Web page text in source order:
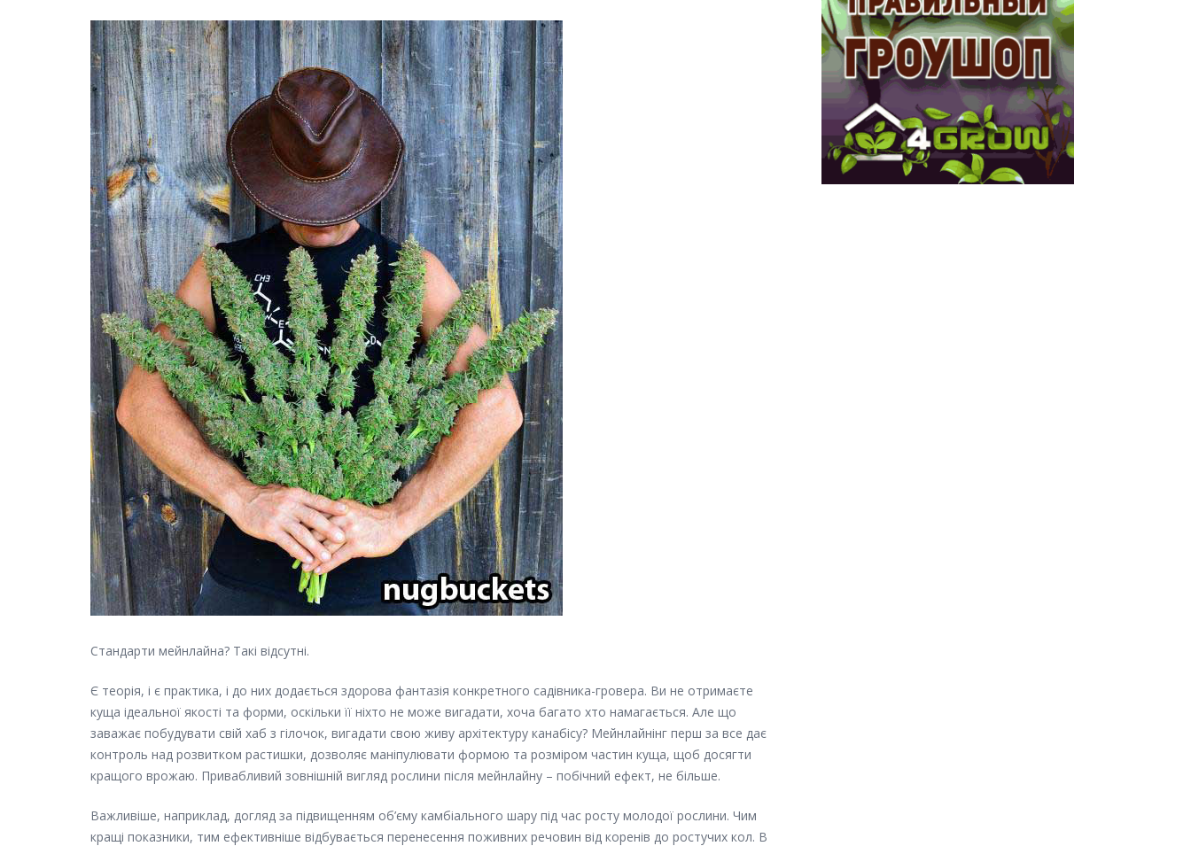
Стандарти мейнлайна? Такі відсутні.
Є теорія, і є практика, і до них додається здорова фантазія конкретного садівника-гровера. Ви не отримаєте
куща ідеальної якості та форми, оскільки її ніхто не може вигадати, хоча багато хто намагається. Але що
заважає побудувати свій хаб з гілочок, вигадати свою живу архітектуру канабісу? Мейнлайнінг перш за все дає
контроль над розвитком растишки, дозволяє маніпулювати формою та розміром частин куща, щоб досягти
кращого врожаю. Привабливий зовнішній вигляд рослини після мейнлайну – побічний ефект, не більше.
Важливіше, наприклад, догляд за підвищенням об’єму камбіального шару під час росту молодої рослини. Чим
кращі показники, тим ефективніше відбувається перенесення поживних речовин від коренів до ростучих кол. В